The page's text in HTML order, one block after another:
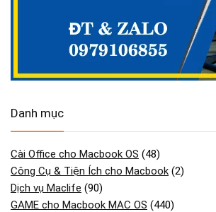
Danh mục
Cài Office cho Macbook OS (48)
Công Cụ & Tiện Ích cho Macbook (2)
Dịch vụ Maclife (90)
GAME cho Macbook MAC OS (440)